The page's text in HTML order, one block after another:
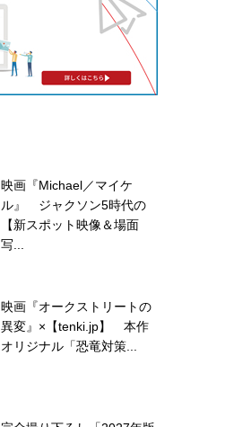
映画『Michael／マイケ
ル』 ジャクソン5時代の
【新スポット映像＆場面
写...
映画『オークストリートの
異変』×【tenki.jp】 本作
オリジナル「恐竜対策...